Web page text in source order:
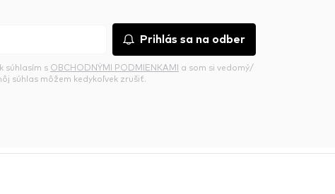
Prihlás sa na odber
súhlasím s OBCHODNÝMI PODMIENKAMI a som si vedomý/
súhlas môžem kedykoľvek zrušiť.